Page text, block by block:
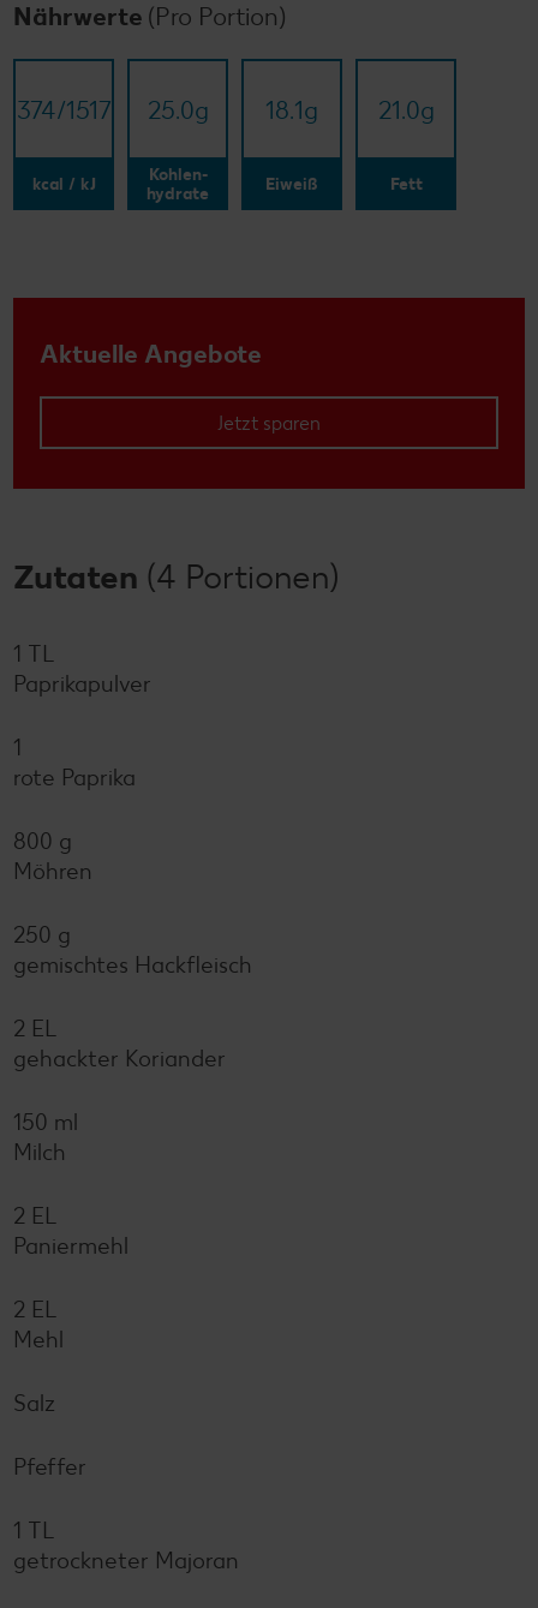
Nährwerte (Pro Portion)
374/​1517
kcal / kJ
25.0g
Kohlen-
hydrate
18.1g
Eiweiß
21.0g
Fett
Aktuelle Angebote
Jetzt sparen
Zutaten (4 Portionen)
1 TL
Paprikapulver
1
rote Paprika
800 g
Möhren
250 g
gemischtes Hackfleisch
2 EL
gehackter Koriander
150 ml
Milch
2 EL
Paniermehl
2 EL
Mehl
Salz
Pfeffer
1 TL
getrockneter Majoran